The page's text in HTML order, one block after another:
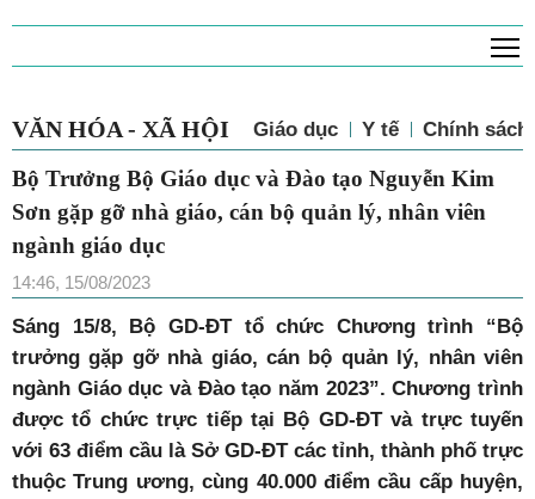
VĂN HÓA - XÃ HỘI Giáo dục Y tế Chính sách
Bộ Trưởng Bộ Giáo dục và Đào tạo Nguyễn Kim
Sơn gặp gỡ nhà giáo, cán bộ quản lý, nhân viên
ngành giáo dục
14:46, 15/08/2023
Sáng 15/8, Bộ GD-ĐT tổ chức Chương trình “Bộ
trưởng gặp gỡ nhà giáo, cán bộ quản lý, nhân viên
ngành Giáo dục và Đào tạo năm 2023”. Chương trình
được tổ chức trực tiếp tại Bộ GD-ĐT và trực tuyến
với 63 điểm cầu là Sở GD-ĐT các tỉnh, thành phố trực
thuộc Trung ương, cùng 40.000 điểm cầu cấp huyện,